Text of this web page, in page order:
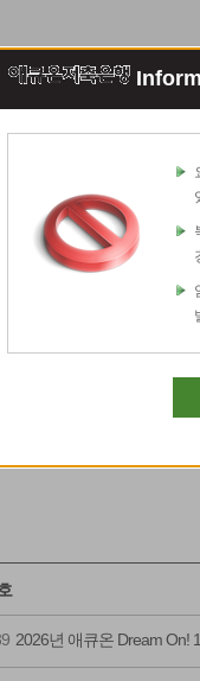
회이체 예적
보도자료
온저축은행의 보도자료
2026년 애큐온 Dream On!